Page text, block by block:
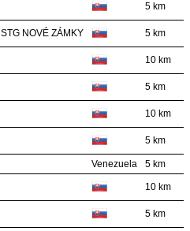
5 km
STG NOVÉ ZÁMKY 5 km
10 km
5 km
10 km
5 km
Venezuela 5 km
10 km
5 km